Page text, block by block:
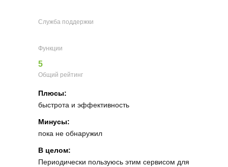
Служба поддержки
Функции
5
Общий рейтинг
Плюсы:
быстрота и эффективность
Минусы:
пока не обнаружил
В целом:
Периодически пользуюсь этим сервисом для